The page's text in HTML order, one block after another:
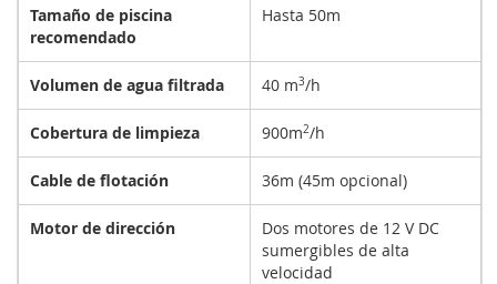
Tamaño de piscina
recomendado
Hasta 50m
Volumen de agua filtrada 40 m3/h
Cobertura de limpieza 900m2/h
Cable de flotación 36m (45m opcional)
Motor de dirección
Dos motores de 12 V DC
sumergibles de alta
velocidad